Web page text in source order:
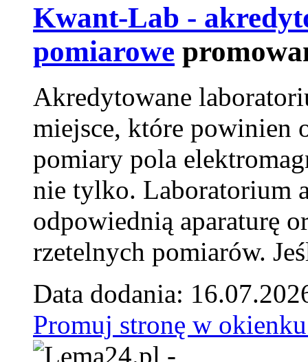
Kwant-Lab -
pomiarowe
Akredytowane
miejsce, które powinien
pomiary pola
nie tylko. Laboratorium
odpowiednią aparaturę
rzetelnych pomiarów.
Data dodania:
Promuj stronę w